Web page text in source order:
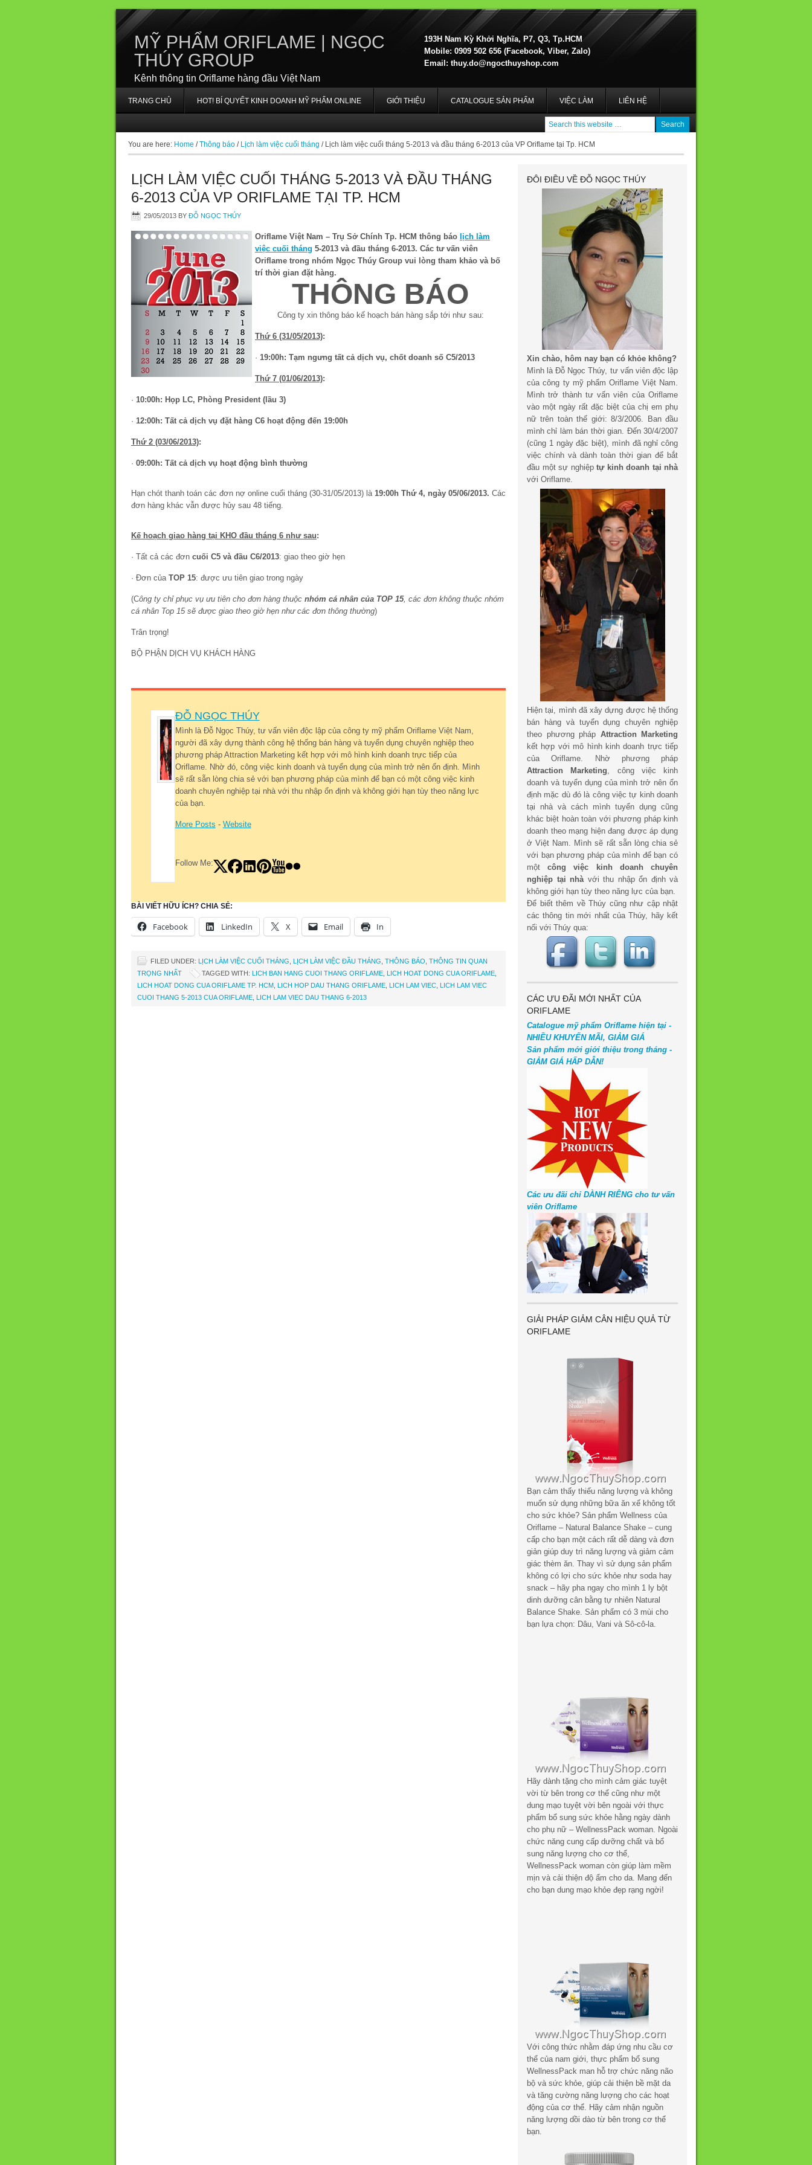
MỸ PHẨM ORIFLAME | NGỌC
THÚY GROUP
Kênh thông tin Oriflame hàng đầu Việt Nam
193H Nam Kỳ Khởi Nghĩa, P7, Q3, Tp.HCM
Mobile: 0909 502 656 (Facebook, Viber, Zalo)
Email: thuy.do@ngocthuyshop.com
TRANG CHỦ HOT! BÍ QUYẾT KINH DOANH MỸ PHẨM ONLINE GIỚI THIỆU CATALOGUE SẢN PHẨM VIỆC LÀM LIÊN HỆ
You are here: Home / Thông báo / Lịch làm việc cuối tháng /Lịch làm việc cuối tháng 5-2013 và đầu tháng 6-2013 của VP Oriflame tại Tp. HCM
LỊCH LÀM VIỆC CUỐI THÁNG 5-2013 VÀ ĐẦU THÁNG
6-2013 CỦA VP ORIFLAME TẠI TP. HCM
29/05/2013 BY ĐỖ NGỌC THÚY
Oriflame Việt Nam – Trụ Sở Chính Tp. HCM thông báo lịch làm
việc cuối tháng 5-2013 và đầu tháng 6-2013. Các tư vấn viên
Oriflame trong nhóm Ngọc Thúy Group vui lòng tham khảo và bố
trí thời gian đặt hàng.
THÔNG BÁO
Công ty xin thông báo kế hoạch bán hàng sắp tới như sau:
Thứ 6 (31/05/2013):
· 19:00h: Tạm ngưng tất cả dịch vụ, chốt doanh số C5/2013
Thứ 7 (01/06/2013):
· 10:00h: Họp LC, Phòng President (lầu 3)
· 12:00h: Tất cả dịch vụ đặt hàng C6 hoạt động đến 19:00h
Thứ 2 (03/06/2013):
· 09:00h: Tất cả dịch vụ hoạt động bình thường
Hạn chót thanh toán các đơn nợ online cuối tháng (30-31/05/2013) là 19:00h Thứ 4, ngày 05/06/2013. Các
đơn hàng khác vẫn được hủy sau 48 tiếng.
Kế hoạch giao hàng tại KHO đầu tháng 6 như sau:
· Tất cả các đơn cuối C5 và đầu C6/2013: giao theo giờ hẹn
· Đơn của TOP 15: được ưu tiên giao trong ngày
(Công ty chỉ phục vụ ưu tiên cho đơn hàng thuộc nhóm cá nhân của TOP 15, các đơn không thuộc nhóm
cá nhân Top 15 sẽ được giao theo giờ hẹn như các đơn thông thường)
Trân trọng!
BỘ PHẬN DỊCH VỤ KHÁCH HÀNG
ĐỖ NGỌC THÚY
Mình là Đỗ Ngọc Thúy, tư vấn viên độc lập của công ty mỹ phẩm Oriflame Việt Nam,
người đã xây dựng thành công hệ thống bán hàng và tuyển dụng chuyên nghiệp theo
phương pháp Attraction Marketing kết hợp với mô hình kinh doanh trực tiếp của
Oriflame. Nhờ đó, công việc kinh doanh và tuyển dụng của mình trở nên ổn định. Mình
sẽ rất sẵn lòng chia sẻ với bạn phương pháp của mình để bạn có một công việc kinh
doanh chuyên nghiệp tại nhà với thu nhập ổn định và không giới hạn tùy theo năng lực
của bạn.
More Posts - Website
Follow Me:
BÀI VIẾT HỮU ÍCH? CHIA SẺ:
Facebook LinkedIn X Email In
FILED UNDER: LỊCH LÀM VIỆC CUỐI THÁNG LỊCH LÀM VIỆC ĐẦU THÁNG THÔNG BÁO THÔNG TIN QUAN
TRỌNG NHẤT
TAGGED WITH: LICH BAN HANG CUOI THANG ORIFLAME LICH HOAT DONG CUA ORIFLAME
LICH HOAT DONG CUA ORIFLAME TP. HCM LICH HOP DAU THANG ORIFLAME LICH LAM VIEC LICH LAM VIEC
CUOI THANG 5-2013 CUA ORIFLAME LICH LAM VIEC DAU THANG 6-2013
ĐÔI ĐIỀU VỀ ĐỖ NGỌC THÚY
Xin chào, hôm nay bạn có khỏe không?
Mình là Đỗ Ngọc Thúy, tư vấn viên độc lập
của công ty mỹ phẩm Oriflame Việt Nam.
Mình trở thành tư vấn viên của Oriflame
vào một ngày rất đặc biệt của chị em phụ
nữ trên toàn thế giới: 8/3/2006. Ban đầu
mình chỉ làm bán thời gian. Đến 30/4/2007
(cũng 1 ngày đặc biệt), mình đã nghỉ công
việc chính và dành toàn thời gian để bắt
đầu một sự nghiệp tự kinh doanh tại nhà
với Oriflame.
Hiện tại, mình đã xây dựng được hệ thống
bán hàng và tuyển dụng chuyên nghiệp
theo phương pháp Attraction Marketing
kết hợp với mô hình kinh doanh trực tiếp
của Oriflame. Nhờ phương pháp
Attraction Marketing, công việc kinh
doanh và tuyển dụng của mình trở nên ổn
định mặc dù đó là công việc tự kinh doanh
tại nhà và cách mình tuyển dụng cũng
khác biệt hoàn toàn với phương pháp kinh
doanh theo mạng hiện đang được áp dụng
ở Việt Nam. Mình sẽ rất sẵn lòng chia sẻ
với bạn phương pháp của mình để bạn có
mộtcông việc kinh doanh chuyên
nghiệp tại nhàvới thu nhập ổn định và
không giới hạn tùy theo năng lực của bạn.
Để biết thêm về Thúy cũng như cập nhật
các thông tin mới nhất của Thúy, hãy kết
nối với Thúy qua:
CÁC ƯU ĐÃI MỚI NHẤT CỦA
ORIFLAME
Catalogue mỹ phẩm Oriflame hiện tại -
NHIỀU KHUYẾN MÃI, GIẢM GIÁ
Sản phẩm mới giới thiệu trong tháng -
GIẢM GIÁ HẤP DẪN!
Các ưu đãi chỉ DÀNH RIÊNG cho tư vấn
viên Oriflame
GIẢI PHÁP GIẢM CÂN HIỆU QUẢ TỪ
ORIFLAME
Bạn cảm thấy thiếu năng lượng và không
muốn sử dụng những bữa ăn xế không tốt
cho sức khỏe? Sản phẩm Wellness của
Oriflame – Natural Balance Shake – cung
cấp cho bạn một cách rất dễ dàng và đơn
giản giúp duy trì năng lượng và giảm cảm
giác thèm ăn. Thay vì sử dụng sản phẩm
không có lợi cho sức khỏe như soda hay
snack – hãy pha ngay cho mình 1 ly bột
dinh dưỡng cân bằng tự nhiên Natural
Balance Shake. Sản phẩm có 3 mùi cho
bạn lựa chọn: Dâu, Vani và Sô-cô-la.
Hãy dành tặng cho mình cảm giác tuyệt
vời từ bên trong cơ thể cũng như một
dung mạo tuyệt vời bên ngoài với thực
phẩm bổ sung sức khỏe hằng ngày dành
cho phụ nữ – WellnessPack woman. Ngoài
chức năng cung cấp dưỡng chất và bổ
sung năng lượng cho cơ thể,
WellnessPack woman còn giúp làm mềm
mịn và cải thiện độ ẩm cho da. Mang đến
cho bạn dung mạo khỏe đẹp rạng ngời!
Với công thức nhằm đáp ứng nhu cầu cơ
thể của nam giới, thực phẩm bổ sung
WellnessPack man hỗ trợ chức năng não
bộ và sức khỏe, giúp cải thiện bề mặt da
và tăng cường năng lượng cho các hoạt
động của cơ thể. Hãy cảm nhận nguồn
năng lượng dồi dào từ bên trong cơ thể
bạn.